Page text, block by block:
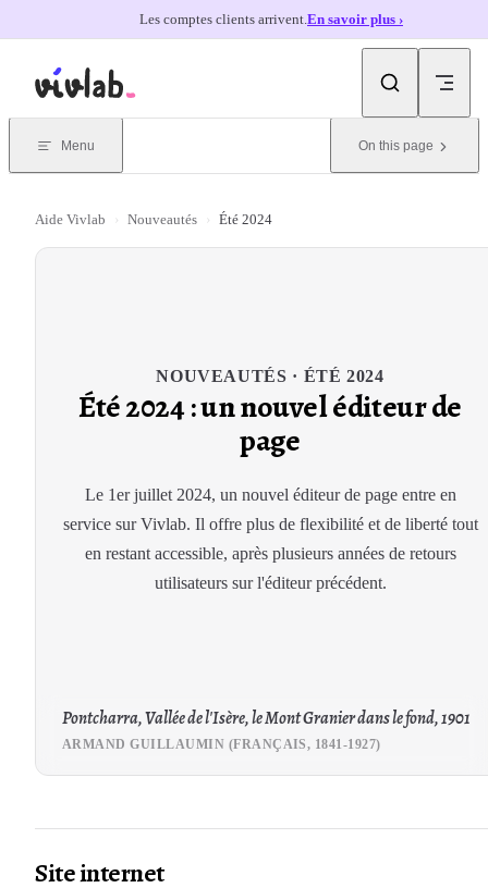
Les comptes clients arrivent. En savoir plus ›
Menu On this page
Aide Vivlab › Nouveautés › Été 2024
NOUVEAUTÉS · ÉTÉ 2024
Été 2024 : un nouvel éditeur de
page
Le 1er juillet 2024, un nouvel éditeur de page entre en
service sur Vivlab. Il offre plus de flexibilité et de liberté tout
en restant accessible, après plusieurs années de retours
utilisateurs sur l'éditeur précédent.
Pontcharra, Vallée de l'Isère, le Mont Granier dans le fond, 1901
ARMAND GUILLAUMIN (FRANÇAIS, 1841-1927)
Site internet